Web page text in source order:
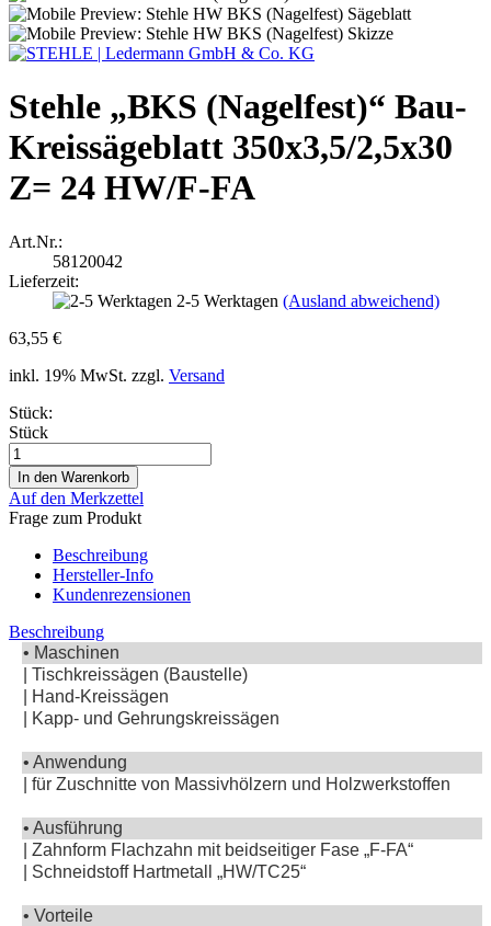
Stehle „BKS (Nagelfest)“ Bau-
Kreissägeblatt 350x3,5/2,5x30
Z= 24 HW/F-FA
Art.Nr.:
58120042
Lieferzeit:
2-5 Werktagen (Ausland abweichend)
63,55 €
inkl. 19% MwSt. zzgl. Versand
Stück:
Stück
Auf den Merkzettel
Frage zum Produkt
Beschreibung
Hersteller-Info
Kundenrezensionen
Beschreibung
• Maschinen
| Tischkreissägen (Baustelle)
| Hand-Kreissägen
| Kapp- und Gehrungskreissägen
• Anwendung
| für Zuschnitte von Massivhölzern und Holzwerkstoffen
• Ausführung
| Zahnform Flachzahn mit beidseitiger Fase „F-FA“
| Schneidstoff Hartmetall „HW/TC25“
• Vorteile